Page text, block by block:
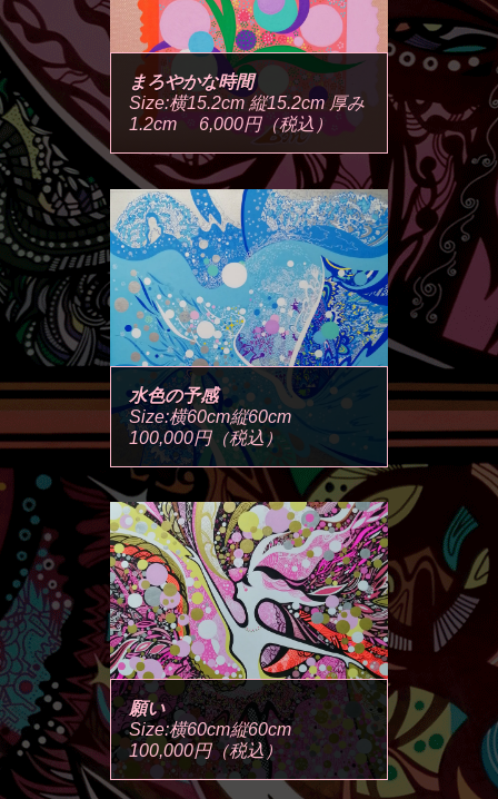
まろやかな時間
Size:横15.2cm 縦15.2cm 厚み
1.2cm 6,000円（税込）
水色の予感
Size:横60cm縦60cm
100,000円（税込）
願い
Size:横60cm縦60cm
100,000円（税込）